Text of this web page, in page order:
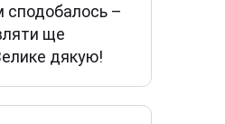
сподобалось –
ще
дякую!